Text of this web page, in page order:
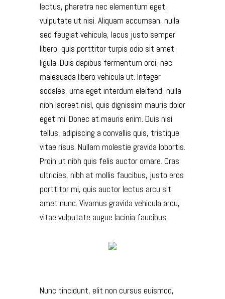
lectus, pharetra nec elementum eget,
vulputate ut nisi. Aliquam accumsan, nulla
sed feugiat vehicula, lacus justo semper
libero, quis porttitor turpis odio sit amet
ligula. Duis dapibus fermentum orci, nec
malesuada libero vehicula ut. Integer
sodales, urna eget interdum eleifend, nulla
nibh laoreet nisl, quis dignissim mauris dolor
eget mi. Donec at mauris enim. Duis nisi
tellus, adipiscing a convallis quis, tristique
vitae risus. Nullam molestie gravida lobortis.
Proin ut nibh quis felis auctor ornare. Cras
ultricies, nibh at mollis faucibus, justo eros
porttitor mi, quis auctor lectus arcu sit
amet nunc. Vivamus gravida vehicula arcu,
vitae vulputate augue lacinia faucibus.
Nunc tincidunt, elit non cursus euismod,